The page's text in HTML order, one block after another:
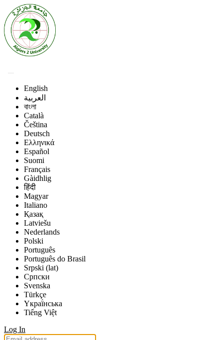
English
العربية
বাংলা
Català
Čeština
Deutsch
Ελληνικά
Español
Suomi
Français
Gàidhlig
हिंदी
Magyar
Italiano
Қазақ
Latviešu
Nederlands
Polski
Português
Português do Brasil
Srpski (lat)
Српски
Svenska
Türkçe
Yкраї́нська
Tiếng Việt
Log In